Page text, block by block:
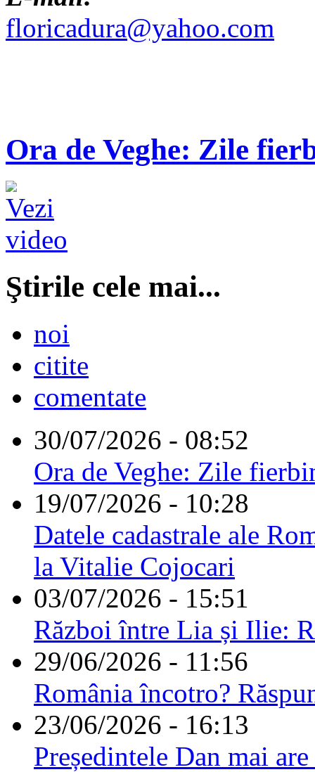
floricadura@yahoo.com
Ora de Veghe: Zile
Ştirile cele mai...
noi
citite
comentate
30/07/2026 - 08:52
Ora de Veghe: Zile
19/07/2026 - 10:28
Datele cadastrale ale
la Vitalie Cojocari
03/07/2026 - 15:51
Război între Lia și Ilie:
29/06/2026 - 11:56
România încotro?
23/06/2026 - 16:13
Președintele Dan mai